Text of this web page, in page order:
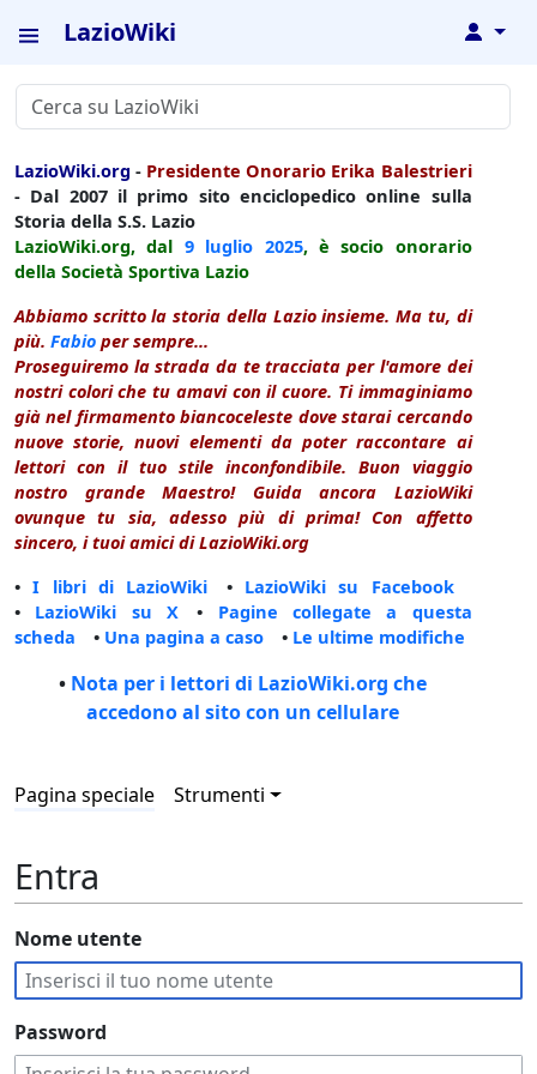
LazioWiki ↓
LazioWiki.org - Presidente Onorario Erika Balestrieri
- Dal 2007 il primo sito enciclopedico online sulla
Storia della S.S. Lazio
LazioWiki.org, dal 9 luglio 2025, è socio onorario
della Società Sportiva Lazio
Abbiamo scritto la storia della Lazio insieme. Ma tu, di
più. Fabio per sempre...
Proseguiremo la strada da te tracciata per l'amore dei
nostri colori che tu amavi con il cuore. Ti immaginiamo
già nel firmamento biancoceleste dove starai cercando
nuove storie, nuovi elementi da poter raccontare ai
lettori con il tuo stile inconfondibile. Buon viaggio
nostro grande Maestro! Guida ancora LazioWiki
ovunque tu sia, adesso più di prima! Con affetto
sincero, i tuoi amici di LazioWiki.org
•I libri di LazioWiki • LazioWiki su Facebook
• LazioWiki su X • Pagine collegate a questa
scheda • Una pagina a caso • Le ultime modifiche
• Nota per i lettori di LazioWiki.org che
accedono al sito con un cellulare
Pagina speciale Strumenti
Entra
Nome utente
Password